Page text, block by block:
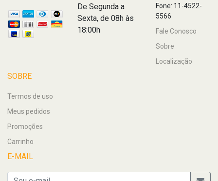
De Segunda a
Sexta, de 08h às
18:00h
Fone: 11-4522-
5566
Fale Conosco
Sobre
Localização
SOBRE
Termos de uso
Meus pedidos
Promoções
Carrinho
E-MAIL